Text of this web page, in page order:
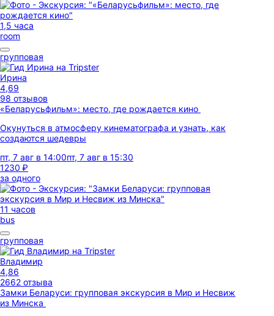
1,5 часа
room
групповая
Ирина
4,69
98 отзывов
«Беларусьфильм»: место, где рождается кино
Окунуться в атмосферу кинематографа и узнать, как
создаются шедевры
пт, 7 авг в 14:00пт, 7 авг в 15:30
1230 ₽
за одного
11 часов
bus
групповая
Владимир
4,86
2662 отзыва
Замки Беларуси: групповая экскурсия в Мир и Несвиж
из Минска